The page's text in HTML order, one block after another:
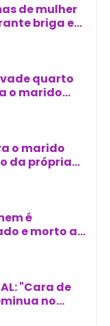
de mulher
briga em
quarto
o marido
o marido
da própria
é
e morto a
lisboa
"Cara de
no